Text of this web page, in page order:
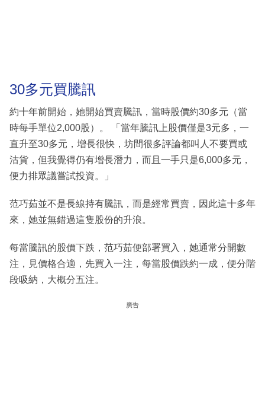
30多元買騰訊
約十年前開始，她開始買賣騰訊，當時股價約30多元（當
時每手單位2,000股）。 「當年騰訊上股價僅是3元多，一
直升至30多元，增長很快，坊間很多評論都叫人不要買或
沽貨，但我覺得仍有增長潛力，而且一手只是6,000多元，
便力排眾議嘗試投資。」
范巧茹並不是長線持有騰訊，而是經常買賣，因此這十多年
來，她並無錯過這隻股份的升浪。
每當騰訊的股價下跌，范巧茹便部署買入，她通常分開數
注，見價格合適，先買入一注，每當股價跌約一成，便分階
段吸納，大概分五注。
廣告